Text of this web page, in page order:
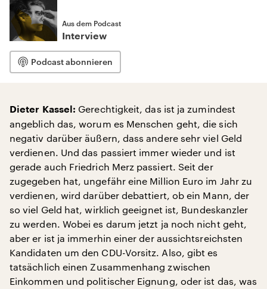
Aus dem Podcast
Interview
Podcast abonnieren
Dieter Kassel: Gerechtigkeit, das ist ja zumindest
angeblich das, worum es Menschen geht, die sich
negativ darüber äußern, dass andere sehr viel Geld
verdienen. Und das passiert immer wieder und ist
gerade auch Friedrich Merz passiert. Seit der
zugegeben hat, ungefähr eine Million Euro im Jahr zu
verdienen, wird darüber debattiert, ob ein Mann, der
so viel Geld hat, wirklich geeignet ist, Bundeskanzler
zu werden. Wobei es darum jetzt ja noch nicht geht,
aber er ist ja immerhin einer der aussichtsreichsten
Kandidaten um den CDU-Vorsitz. Also, gibt es
tatsächlich einen Zusammenhang zwischen
Einkommen und politischer Eignung, oder ist das, was